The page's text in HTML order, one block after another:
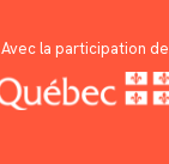
Avec la participation de